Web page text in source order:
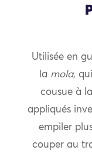
Utilisée en
la mola,
cousue à
appliqués
empiler
couper au